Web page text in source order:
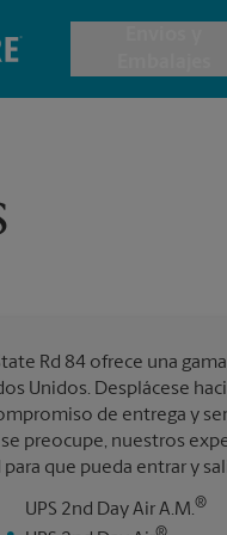
Envío
Todos los
Rd 84 ofrece una
Unidos. Desplácese
de entrega y
preocupe, nuestros
que pueda entrar y
UPS 2nd Day Air A.M.®